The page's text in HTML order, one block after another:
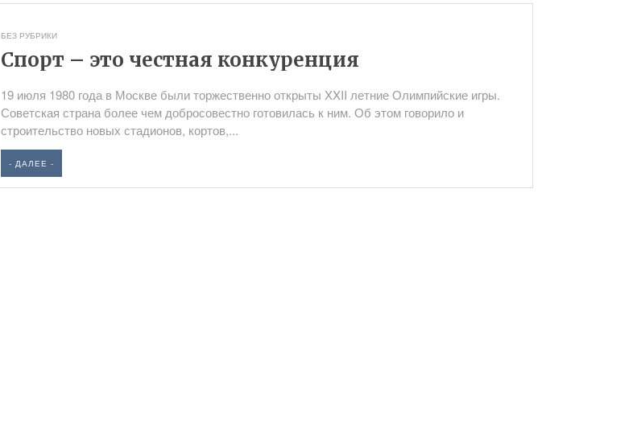
БЕЗ РУБРИКИ
Спорт – это честная конкуренция
19 июля 1980 года в Москве были торжественно открыты XXII летние Олимпийские игры.
Советская страна более чем добросовестно готовилась к ним. Об этом говорило и
строительство новых стадионов, кортов,...
- ДАЛЕЕ -